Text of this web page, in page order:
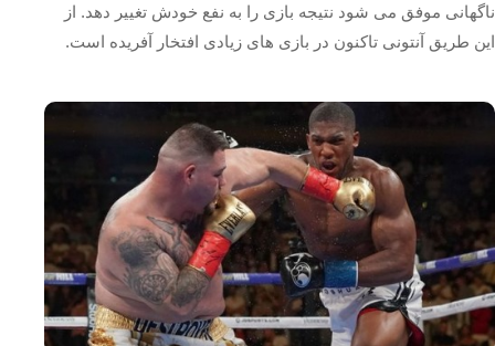
ناگهانی موفق می شود نتیجه بازی را به نفع خودش تغییر دهد. از
این طریق آنتونی تاکنون در بازی های زیادی افتخار آفریده است.